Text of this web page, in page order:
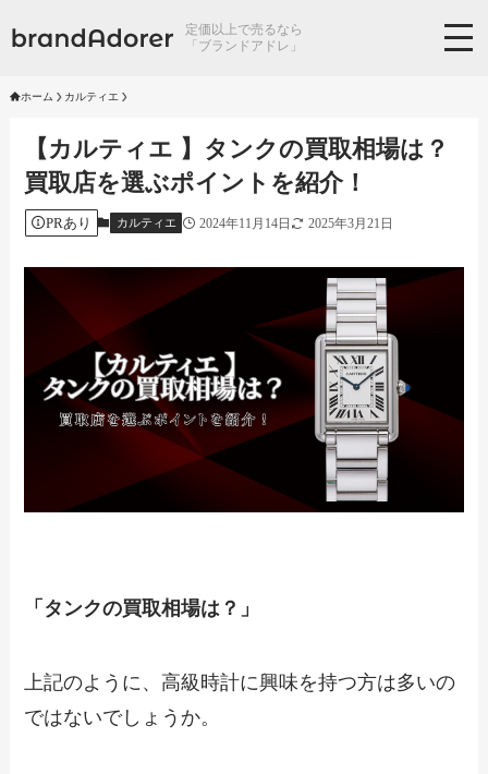
定価以上で売るなら
「ブランドアドレ」
ホーム カルティエ
【カルティエ 】タンクの買取相場は？
買取店を選ぶポイントを紹介！
PRあり カルティエ 2024年11月14日 2025年3月21日
「タンクの買取相場は？」
上記のように、高級時計に興味を持つ方は多いの
ではないでしょうか。